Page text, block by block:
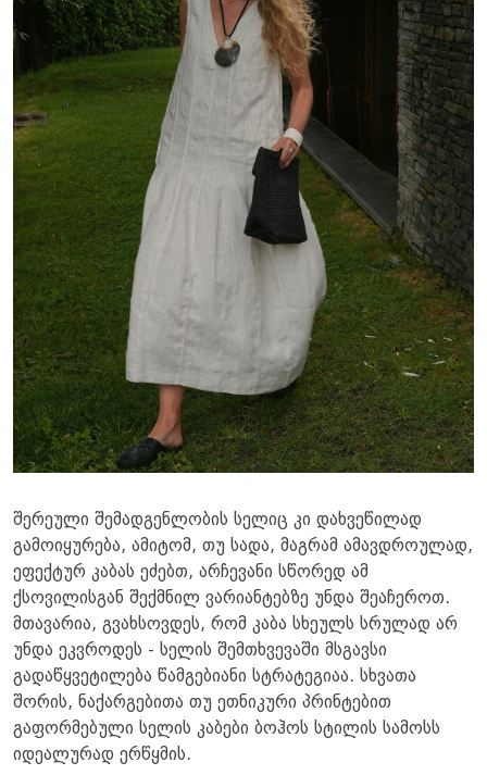
შერეული შემადგენლობის სელიც კი დახვეწილად
გამოიყურება, ამიტომ, თუ სადა, მაგრამ ამავდროულად,
ეფექტურ კაბას ეძებთ, არჩევანი სწორედ ამ
ქსოვილისგან შექმნილ ვარიანტებზე უნდა შეაჩეროთ.
მთავარია, გვახსოვდეს, რომ კაბა სხეულს სრულად არ
უნდა ეკვროდეს - სელის შემთხვევაში მსგავსი
გადაწყვეტილება წამგებიანი სტრატეგიაა. სხვათა
შორის, ნაქარგებითა თუ ეთნიკური პრინტებით
გაფორმებული სელის კაბები ბოჰოს სტილის სამოსს
იდეალურად ერწყმის.